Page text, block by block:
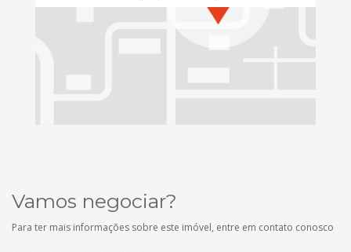
Vamos negociar?
Para ter mais informações sobre este imóvel, entre em contato conosco